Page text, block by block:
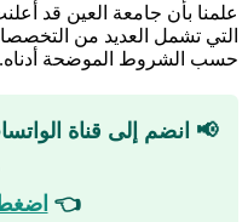
علمنا بأن جامعة العين قد
التي تشمل العديد من
حسب الشروط الموضحة أدناه.
📢 انضم إلى قناة
👈